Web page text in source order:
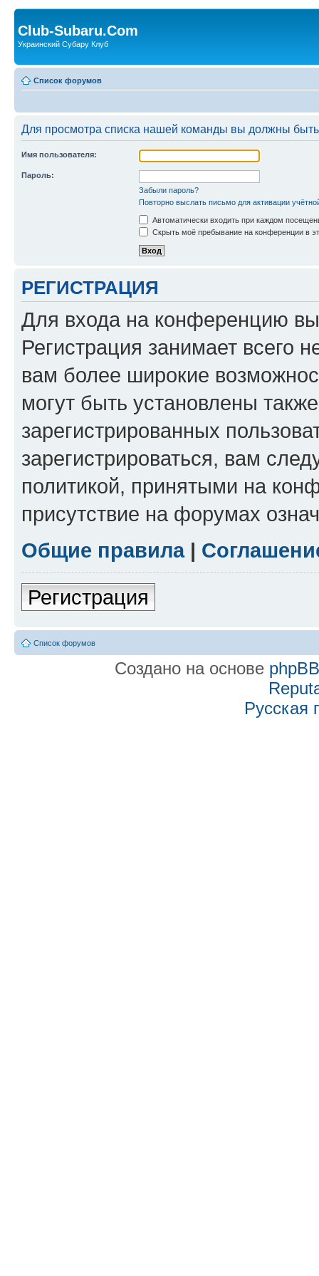
Club-Subaru.Com
Украинский Субару Клуб
Список форумов
Для просмотра списка нашей команды вы должны
Имя пользователя:
Пароль:
Забыли пароль?
Повторно выслать письмо для активации
Автоматически входить при каждом
Скрыть моё пребывание на конференции в
РЕГИСТРАЦИЯ
Для входа на конференцию
Регистрация занимает всего
вам более широкие
могут быть установлены
зарегистрированных
зарегистрироваться, вам
политикой, принятыми на
присутствие на форумах
Общие правила|
Регистрация
Список форумов
Создано на основе phpBB
Русская